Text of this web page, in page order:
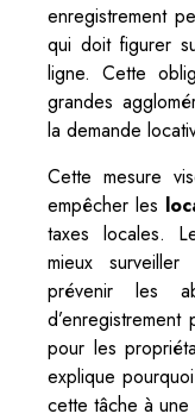
enregistrement
qui doit figurer
ligne. Cette
grandes
la demande
Cette mesure
empêcher les
taxes locales.
mieux
prévenir les
pour les
explique
cette tâche à une